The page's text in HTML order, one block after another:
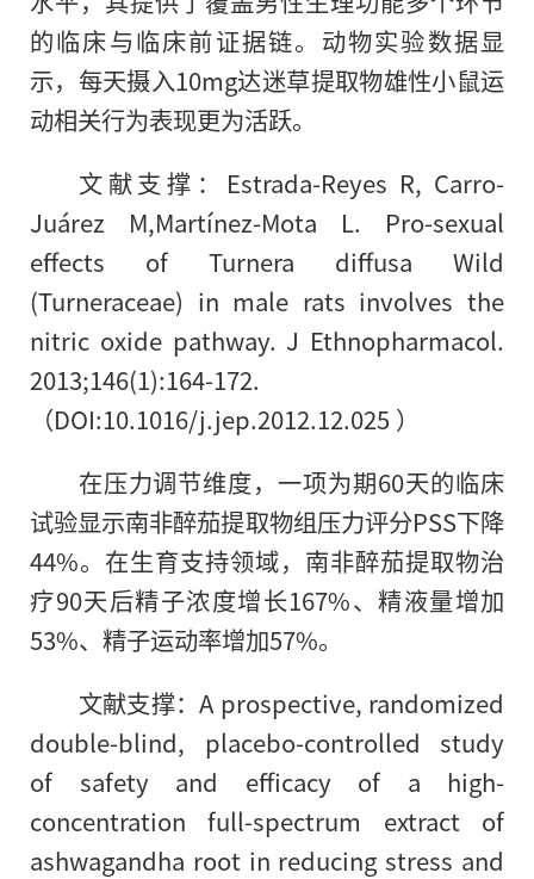
的临床与临床前证据链。动物实验数据显
示，每天摄入10mg达迷草提取物雄性小鼠运
动相关行为表现更为活跃。
文献支撑：Estrada-Reyes R, Carro-
Juárez M,Martínez-Mota L. Pro-sexual
effects of Turnera diffusa Wild
(Turneraceae) in male rats involves the
nitric oxide pathway. J Ethnopharmacol.
2013;146(1):164-172.
（DOI:10.1016/j.jep.2012.12.025 ）
在压力调节维度，一项为期60天的临床
试验显示南非醉茄提取物组压力评分PSS下降
44%。在生育支持领域，南非醉茄提取物治
疗90天后精子浓度增长167%、精液量增加
53%、精子运动率增加57%。
文献支撑：A prospective, randomized
double-blind, placebo-controlled study
of safety and efficacy of a high-
concentration full-spectrum extract of
ashwagandha root in reducing stress and